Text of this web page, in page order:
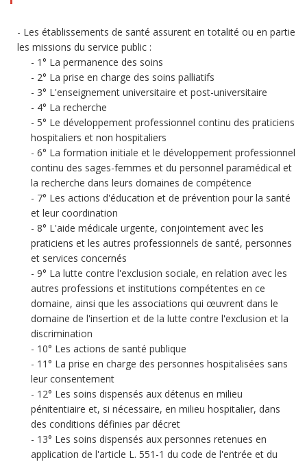
Les établissements de santé assurent en totalité ou en partie
les missions du service public :
1° La permanence des soins
2° La prise en charge des soins palliatifs
3° L'enseignement universitaire et post-universitaire
4° La recherche
5° Le développement professionnel continu des praticiens
hospitaliers et non hospitaliers
6° La formation initiale et le développement professionnel
continu des sages-femmes et du personnel paramédical et
la recherche dans leurs domaines de compétence
7° Les actions d'éducation et de prévention pour la santé
et leur coordination
8° L'aide médicale urgente, conjointement avec les
praticiens et les autres professionnels de santé, personnes
et services concernés
9° La lutte contre l'exclusion sociale, en relation avec les
autres professions et institutions compétentes en ce
domaine, ainsi que les associations qui œuvrent dans le
domaine de l'insertion et de la lutte contre l'exclusion et la
discrimination
10° Les actions de santé publique
11° La prise en charge des personnes hospitalisées sans
leur consentement
12° Les soins dispensés aux détenus en milieu
pénitentiaire et, si nécessaire, en milieu hospitalier, dans
des conditions définies par décret
13° Les soins dispensés aux personnes retenues en
application de l'article L. 551-1 du code de l'entrée et du